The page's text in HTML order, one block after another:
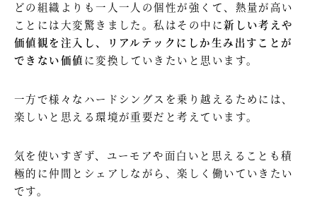
どの組織よりも一人一人の個性が強くて、熱量が高い
ことには大変驚きました。私はその中に新しい考えや
価値観を注入し、リアルテックにしか生み出すことが
できない価値 に変換していきたいと思います。
一方で様々なハードシングスを乗り越えるためには、
楽しいと思える環境が重要だと考えています。
気を使いすぎず、ユーモアや面白いと思えることも積
極的に仲間とシェアしながら、楽しく働いていきたい
です。